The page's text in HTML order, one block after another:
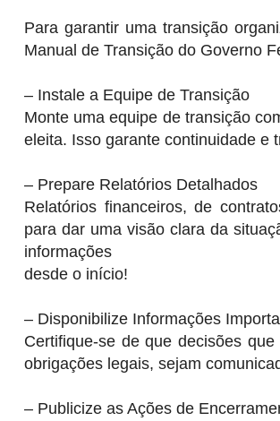
Para garantir uma transição
Manual de Transição do Governo
– Instale a Equipe de Transição
Monte uma equipe de transição
eleita. Isso garante continuidade e
– Prepare Relatórios Detalhados
Relatórios financeiros, de
para dar uma visão clara da
informações
desde o início!
– Disponibilize Informações
Certifique-se de que decisões
obrigações legais, sejam
– Publicize as Ações de